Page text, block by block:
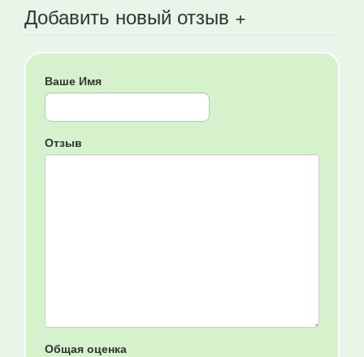
Добавить новый отзыв +
Ваше Имя
Отзыв
Общая оценка